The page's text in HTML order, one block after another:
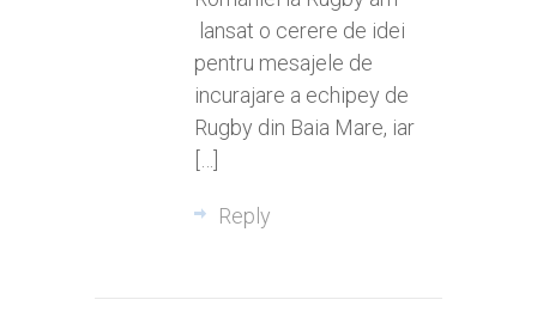
lansat o cerere de idei
pentru mesajele de
incurajare a echipey de
Rugby din Baia Mare, iar
Reply